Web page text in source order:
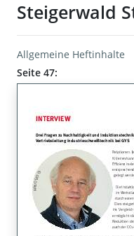
Steigerwald
Allgemeine Heftinhalte
Seite 47: